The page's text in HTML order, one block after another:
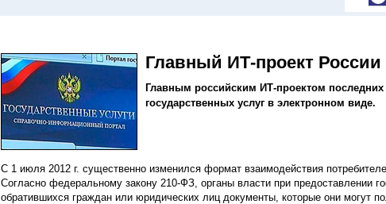
Главный ИТ-проект России
Главным российским ИТ-проектом последних
государственных услуг в электронном виде.
С 1 июля 2012 г. существенно изменился формат взаимодействия
Согласно федеральному закону 210-ФЗ, органы власти при предоставлении
обратившихся граждан или юридических лиц документы, которые они могут